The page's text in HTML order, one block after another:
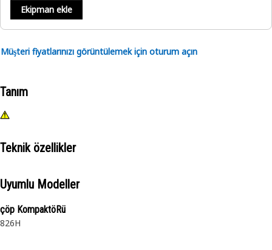
Ekipman ekle
Müşteri fiyatlarınızı görüntülemek için oturum açın
Tanım
Teknik özellikler
Uyumlu Modeller
çöp KompaktöRü
826H